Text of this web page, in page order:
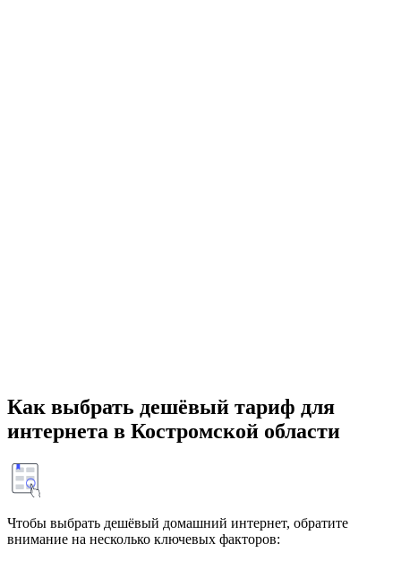
Как выбрать дешёвый тариф для
интернета в Костромской области
Чтобы выбрать дешёвый домашний интернет, обратите
внимание на несколько ключевых факторов: